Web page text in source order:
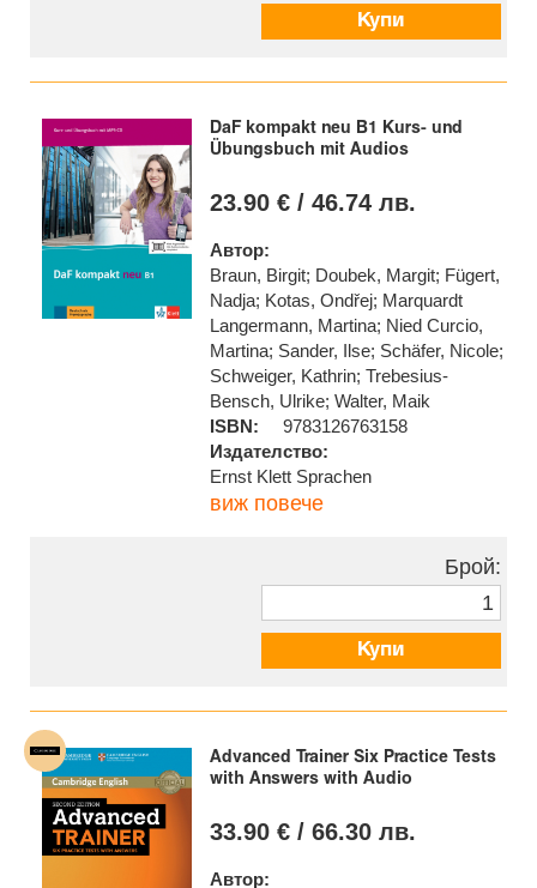
Купи
DaF kompakt neu B1 Kurs- und
Übungsbuch mit Audios
23.90 € / 46.74 лв.
Автор:
Braun, Birgit; Doubek, Margit; Fügert,
Nadja; Kotas, Ondřej; Marquardt
Langermann, Martina; Nied Curcio,
Martina; Sander, Ilse; Schäfer, Nicole;
Schweiger, Kathrin; Trebesius-
Bensch, Ulrike; Walter, Maik
ISBN:
9783126763158
Издателство:
Ernst Klett Sprachen
виж повече
Брой:
Купи
Advanced Trainer Six Practice Tests
with Answers with Audio
33.90 € / 66.30 лв.
Автор: